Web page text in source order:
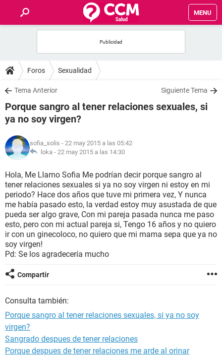
MENU
FOROS
SALUD
FAMILIA
NUTRICIÓN
SEXUALIDAD
GLOSARIO
Foros Sexualidad
Tema Anterior Siguiente Tema
Porque sangro al tener relaciones sexuales, si
ya no soy virgen?
sofia_solis - 22 may 2015 a las 05:42
loka - 22 may 2015 a las 14:30
Hola, Me Llamo Sofia Me podrían decir porque sangro al
tener relaciones sexuales si ya no soy virgen ni estoy en mi
periodo? Hace dos años que tuve mi primera vez, Y nunca
me había pasado esto, la verdad estoy muy asustada de que
pueda ser algo grave, Con mi pareja pasada nunca me paso
esto, pero con mi actual pareja si, Tengo 16 años y no quiero
ir con un ginecoloco, no quiero que mi mama sepa que ya no
soy virgen!
Pd: Se los agradecería mucho
Compartir
Consulta también:
Porque sangro al tener relaciones sexuales, si ya no soy
virgen?
Sangrado despues de tener relaciones
Porque despues de tener relaciones me arde al orinar